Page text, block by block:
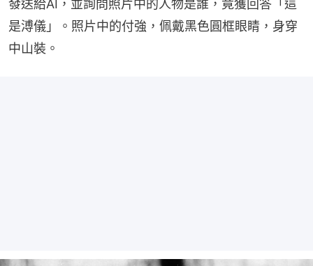
發送給AI，並詢問照片中的人物是誰，竟獲回答「這
是溥儀」。照片中的付強，佩戴黑色圓框眼睛，身穿
中山裝。